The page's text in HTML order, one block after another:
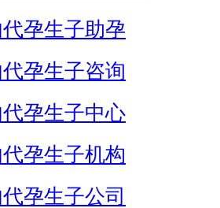
代孕生子助孕
代孕生子咨询
代孕生子中心
代孕生子机构
孕生子公司